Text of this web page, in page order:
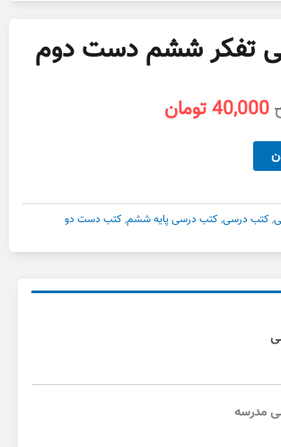
تفکر ششم دست دوم
قیمت
بود.
40,000تومان
,کتب درسی,کتب درسی پایه ششم,کتب دست دو
مدرسه